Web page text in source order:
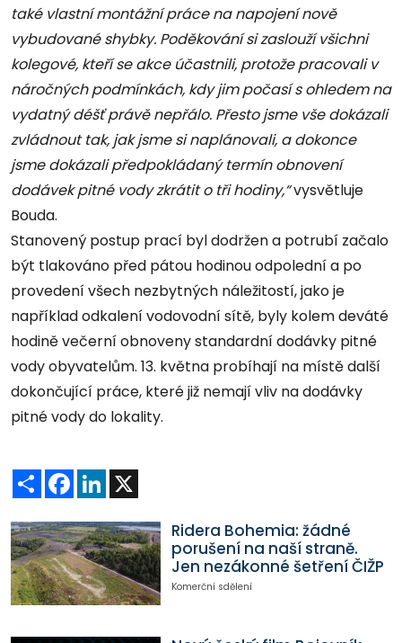
také vlastní montážní práce na napojení nově
vybudované shybky. Poděkování si zaslouží všichni
kolegové, kteří se akce účastnili, protože pracovali v
náročných podmínkách, kdy jim počasí s ohledem na
vydatný déšť právě nepřálo. Přesto jsme vše dokázali
zvládnout tak, jak jsme si naplánovali, a dokonce
jsme dokázali předpokládaný termín obnovení
dodávek pitné vody zkrátit o tři hodiny,“vysvětluje
Bouda.
Stanovený postup prací byl dodržen a potrubí začalo
být tlakováno před pátou hodinou odpolední a po
provedení všech nezbytných náležitostí, jako je
například odkalení vodovodní sítě, byly kolem deváté
hodině večerní obnoveny standardní dodávky pitné
vody obyvatelům. 13. května probíhají na místě další
dokončující práce, které již nemají vliv na dodávky
pitné vody do lokality.
Sdílet Facebook
LinkedIn
Ridera Bohemia: žádné
porušení na naší straně.
Jen nezákonné šetření ČIŽP
Komerční sdělení